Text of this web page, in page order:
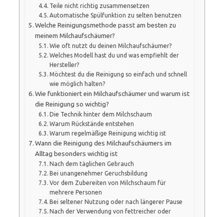
Teile nicht richtig zusammensetzen
Automatische Spülfunktion zu selten benutzen
Welche Reinigungsmethode passt am besten zu
meinem Milchaufschäumer?
Wie oft nutzt du deinen Milchaufschäumer?
Welches Modell hast du und was empfiehlt der
Hersteller?
Möchtest du die Reinigung so einfach und schnell
wie möglich halten?
Wie funktioniert ein Milchaufschäumer und warum ist
die Reinigung so wichtig?
Die Technik hinter dem Milchschaum
Warum Rückstände entstehen
Warum regelmäßige Reinigung wichtig ist
Wann die Reinigung des Milchaufschäumers im
Alltag besonders wichtig ist
Nach dem täglichen Gebrauch
Bei unangenehmer Geruchsbildung
Vor dem Zubereiten von Milchschaum für
mehrere Personen
Bei seltener Nutzung oder nach längerer Pause
Nach der Verwendung von fettreicher oder